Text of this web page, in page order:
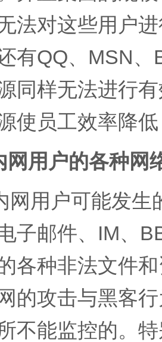
法对这些用户
有QQ、MSN
同样无法进行
使员工效率降
网用户的各种网
网用户可能发
子邮件、IM、
各种非法文件
的攻击与黑客
不能监控的。